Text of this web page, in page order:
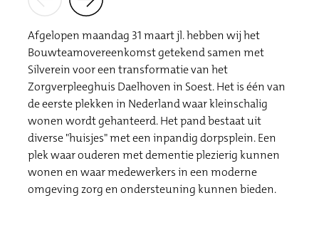
Afgelopen maandag 31 maart jl. hebben wij het
Bouwteamovereenkomst getekend samen met
Silverein voor een transformatie van het
Zorgverpleeghuis Daelhoven in Soest. Het is één van
de eerste plekken in Nederland waar kleinschalig
wonen wordt gehanteerd. Het pand bestaat uit
diverse "huisjes" met een inpandig dorpsplein. Een
plek waar ouderen met dementie plezierig kunnen
wonen en waar medewerkers in een moderne
omgeving zorg en ondersteuning kunnen bieden.